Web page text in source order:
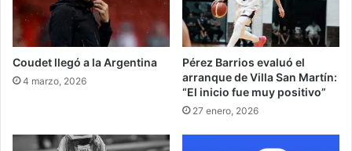
Coudet llegó a la Argentina
4 marzo, 2026
Pérez Barrios evaluó el
arranque de Villa San Martín:
“El inicio fue muy positivo”
27 enero, 2026